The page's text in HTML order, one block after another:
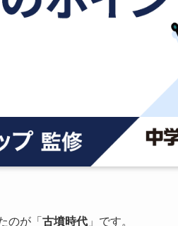
のが「 古墳時代 」です。